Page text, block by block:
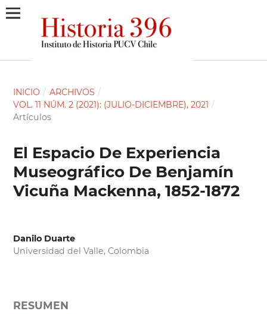
INICIO / ARCHIVOS /
VOL. 11 NÚM. 2 (2021): (JULIO-DICIEMBRE), 2021 /
Artículos
El Espacio De Experiencia
Museográfico De Benjamín
Vicuña Mackenna, 1852-1872
Danilo Duarte
Universidad del Valle, Colombia
RESUMEN